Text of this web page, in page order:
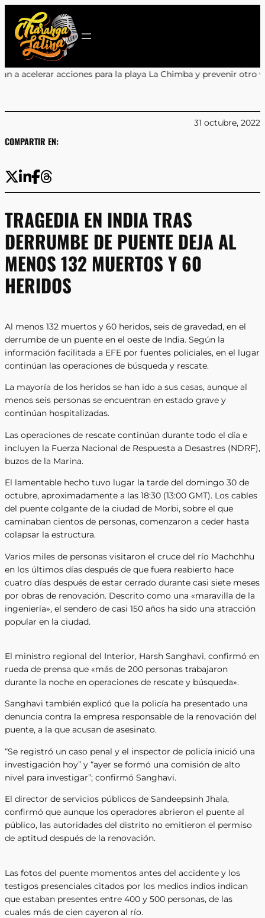
contenido
para la playa La Chimba y prevenir otro verano sin salvavidas •
COMPARTIR EN:
31 octubre, 2022
TRAGEDIA EN INDIA TRAS
DERRUMBE DE PUENTE DEJA AL
MENOS 132 MUERTOS Y 60
HERIDOS
Al menos 132 muertos y 60 heridos, seis de gravedad, en el
derrumbe de un puente en el oeste de India. Según la
información facilitada a EFE por fuentes policiales, en el lugar
continúan las operaciones de búsqueda y rescate.
La mayoría de los heridos se han ido a sus casas, aunque al
menos seis personas se encuentran en estado grave y
continúan hospitalizadas.
Las operaciones de rescate continúan durante todo el día e
incluyen la Fuerza Nacional de Respuesta a Desastres (NDRF),
buzos de la Marina.
El lamentable hecho tuvo lugar la tarde del domingo 30 de
octubre, aproximadamente a las 18:30 (13:00 GMT). Los cables
del puente colgante de la ciudad de Morbi, sobre el que
caminaban cientos de personas, comenzaron a ceder hasta
colapsar la estructura.
Varios miles de personas visitaron el cruce del río Machchhu
en los últimos días después de que fuera reabierto hace
cuatro días después de estar cerrado durante casi siete meses
por obras de renovación. Descrito como una «maravilla de la
ingeniería», el sendero de casi 150 años ha sido una atracción
popular en la ciudad.
El ministro regional del Interior, Harsh Sanghavi, confirmó en
rueda de prensa que «más de 200 personas trabajaron
durante la noche en operaciones de rescate y búsqueda».
Sanghavi también explicó que la policía ha presentado una
denuncia contra la empresa responsable de la renovación del
puente, a la que acusan de asesinato.
“Se registró un caso penal y el inspector de policía inició una
investigación hoy” y “ayer se formó una comisión de alto
nivel para investigar”; confirmó Sanghavi.
El director de servicios públicos de Sandeepsinh Jhala,
confirmó que aunque los operadores abrieron el puente al
público, las autoridades del distrito no emitieron el permiso
de aptitud después de la renovación.
Las fotos del puente momentos antes del accidente y los
testigos presenciales citados por los medios indios indican
que estaban presentes entre 400 y 500 personas, de las
cuales más de cien cayeron al río.